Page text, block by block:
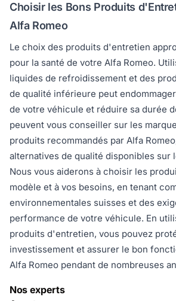
Choisir les Bons Produits
Alfa Romeo
Le choix des produits d'entretien
pour la santé de votre Alfa Romeo.
liquides de refroidissement et des
de qualité inférieure peut
de votre véhicule et réduire sa durée
peuvent vous conseiller sur les
produits recommandés par Alfa
alternatives de qualité disponibles sur
Nous vous aiderons à choisir les
modèle et à vos besoins, en tenant
environnementales suisses et des
performance de votre véhicule. En
produits d'entretien, vous pouvez
investissement et assurer le bon
Alfa Romeo pendant de nombreuses
Nos experts